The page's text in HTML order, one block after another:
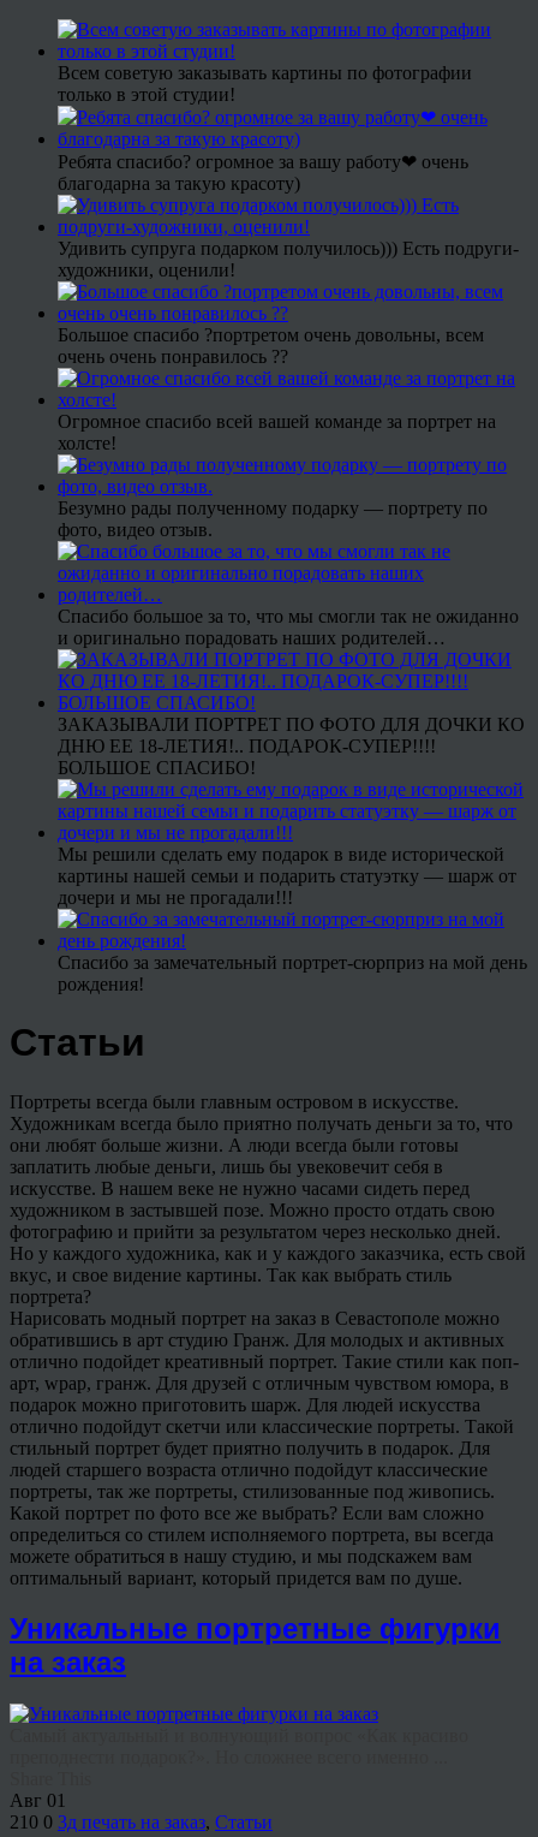
Всем советую заказывать картины по фотографии
только в этой студии!
Ребята спасибо? огромное за вашу работу❤ очень
благодарна за такую красоту)
Удивить супруга подарком получилось))) Есть подруги-
художники, оценили!
Большое спасибо ?портретом очень довольны, всем
очень очень понравилось ??
Огромное спасибо всей вашей команде за портрет на
холсте!
Безумно рады полученному подарку — портрету по
фото, видео отзыв.
Спасибо большое за то, что мы смогли так не ожиданно
и оригинально порадовать наших родителей…
ЗАКАЗЫВАЛИ ПОРТРЕТ ПО ФОТО ДЛЯ ДОЧКИ КО
ДНЮ ЕЕ 18-ЛЕТИЯ!.. ПОДАРОК-СУПЕР!!!!
БОЛЬШОЕ СПАСИБО!
Мы решили сделать ему подарок в виде исторической
картины нашей семьи и подарить статуэтку — шарж от
дочери и мы не прогадали!!!
Спасибо за замечательный портрет-сюрприз на мой день
рождения!
Статьи
Портреты всегда были главным островом в искусстве.
Художникам всегда было приятно получать деньги за то, что
они любят больше жизни. А люди всегда были готовы
заплатить любые деньги, лишь бы увековечит себя в
искусстве. В нашем веке не нужно часами сидеть перед
художником в застывшей позе. Можно просто отдать свою
фотографию и прийти за результатом через несколько дней.
Но у каждого художника, как и у каждого заказчика, есть свой
вкус, и свое видение картины. Так как выбрать стиль
портрета?
Нарисовать модный портрет на заказ в Севастополе можно
обратившись в арт студию Гранж. Для молодых и активных
отлично подойдет креативный портрет. Такие стили как поп-
арт, wpap, гранж. Для друзей с отличным чувством юмора, в
подарок можно приготовить шарж. Для людей искусства
отлично подойдут скетчи или классические портреты. Такой
стильный портрет будет приятно получить в подарок. Для
людей старшего возраста отлично подойдут классические
портреты, так же портреты, стилизованные под живопись.
Какой портрет по фото все же выбрать? Если вам сложно
определиться со стилем исполняемого портрета, вы всегда
можете обратиться в нашу студию, и мы подскажем вам
оптимальный вариант, который придется вам по душе.
Уникальные портретные фигурки
на заказ
Авг 01
210 0 3д печать на заказ, Статьи